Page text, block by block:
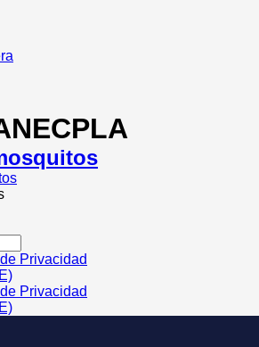
Privacidad
Privacidad